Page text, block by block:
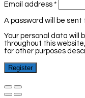
Email address *
A password will be sent
Your personal data will
throughout this
for other purposes
Register